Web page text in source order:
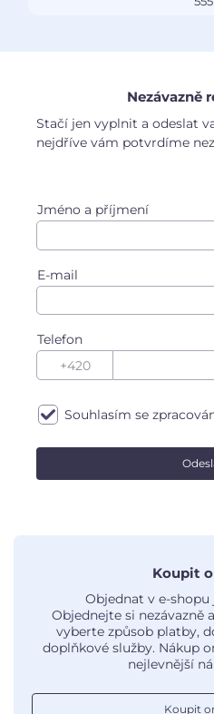
Nezávazně
Stačí jen vyplnit a odeslat
nejdříve vám potvrdíme
Jméno a příjmení
E-mail
Telefon
Souhlasím se
Koupit
Objednat v e-shopu
Objednejte si nezávazně
vyberte způsob platby,
doplňkové služby. Nákup
nejlevnější
Koupit